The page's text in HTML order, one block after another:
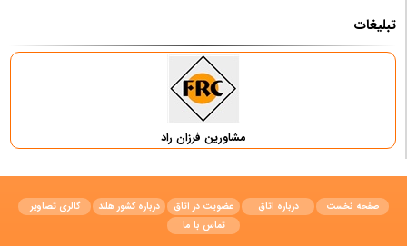
تبلیغات
مشاورین فرزان راد
صفحه نخست درباره اتاق عضویت در اتاق درباره کشور هلند
گالری تصاویر
تماس با ما